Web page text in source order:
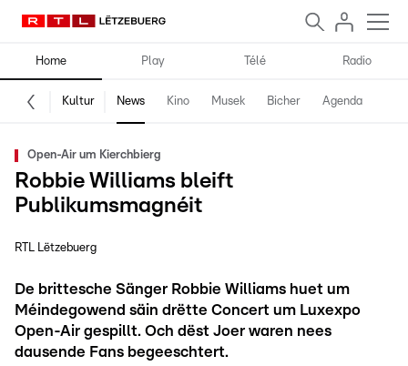
Home Play Télé Radio
Kultur News Kino Musek Bicher Agenda
Open-Air um Kierchbierg
Robbie Williams bleift
Publikumsmagnéit
RTL Lëtzebuerg
De brittesche Sänger Robbie Williams huet um
Méindegowend säin drëtte Concert um Luxexpo
Open-Air gespillt. Och dëst Joer waren nees
dausende Fans begeeschtert.